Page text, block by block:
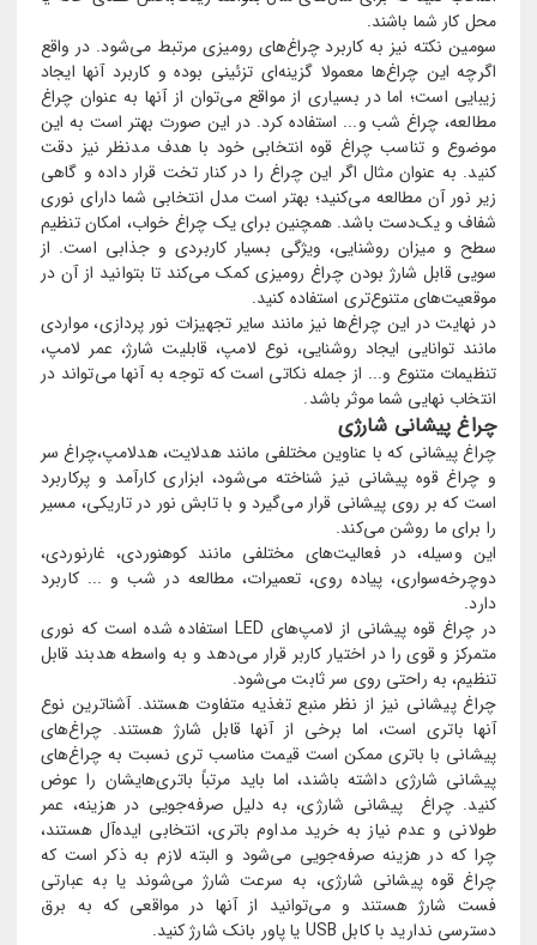
محل کار شما باشند.
سومین نکته نیز به کاربرد چراغ‌های رومیزی مرتبط می‌شود. در واقع
اگرچه این چراغ‌ها معمولا گزینه‌ای تزئینی بوده و کاربرد آنها ایجاد
زیبایی است؛ اما در بسیاری از مواقع می‌توان از آنها به عنوان چراغ
مطالعه، چراغ شب و... استفاده کرد. در این صورت بهتر است به این
موضوع و تناسب چراغ قوه انتخابی خود با هدف مدنظر نیز دقت
کنید. به عنوان مثال اگر این چراغ را در کنار تخت قرار داده و گاهی
زیر نور آن مطالعه می‌کنید؛ بهتر است مدل انتخابی شما دارای نوری
شفاف و یک‌دست باشد. همچنین برای یک چراغ خواب، امکان تنظیم
سطح و میزان روشنایی، ویژگی بسیار کاربردی و جذابی است. از
سویی قابل شارژ بودن چراغ رومیزی کمک می‌کند تا بتوانید از آن در
موقعیت‌های متنوع‌تری استفاده کنید.
در نهایت در این چراغ‌ها نیز مانند سایر تجهیزات نور پردازی، مواردی
مانند توانایی ایجاد روشنایی، نوع لامپ، قابلیت شارژ، عمر لامپ،
تنظیمات متنوع و... از جمله نکاتی است که توجه به آنها می‌تواند در
انتخاب نهایی شما موثر باشد.
چراغ پیشانی شارژی
چراغ پیشانی که با عناوین مختلفی مانند هدلایت، هدلامپ،چراغ سر
و چراغ قوه پیشانی نیز شناخته می‌شود، ابزاری کارآمد و پرکاربرد
است که بر روی پیشانی قرار می‌گیرد و با تابش نور در تاریکی، مسیر
را برای ما روشن می‌کند.
این وسیله، در فعالیت‌های مختلفی مانند کوهنوردی، غارنوردی،
دوچرخه‌سواری، پیاده روی، تعمیرات، مطالعه در شب و ... کاربرد
دارد.
در چراغ قوه پیشانی از لامپ‌های LED استفاده شده است که نوری
متمرکز و قوی را در اختیار کاربر قرار می‌دهد و به واسطه هدبند قابل
تنظیم، به راحتی روی سر ثابت می‌شود.
چراغ پیشانی نیز از نظر منبع تغذیه متفاوت هستند. آشناترین نوع
آنها باتری است، اما برخی از آنها قابل شارژ هستند. چراغ‌های
پیشانی با باتری ممکن است قیمت مناسب تری نسبت به چراغ‌های
پیشانی شارژی داشته باشند، اما باید مرتباً باتری‌هایشان را عوض
کنید. چراغ پیشانی شارژی، به دلیل صرفه‌جویی در هزینه، عمر
طولانی و عدم نیاز به خرید مداوم باتری، انتخابی ایده‌آل هستند،
چرا که در هزینه صرفه‌جویی می‌شود و البته لازم به ذکر است که
چراغ قوه پیشانی شارژی، به سرعت شارژ می‌شوند یا به عبارتی
فست شارژ هستند و می‌توانید از آنها در مواقعی که به برق
دسترسی ندارید با کابل USB یا پاور بانک شارژ کنید.